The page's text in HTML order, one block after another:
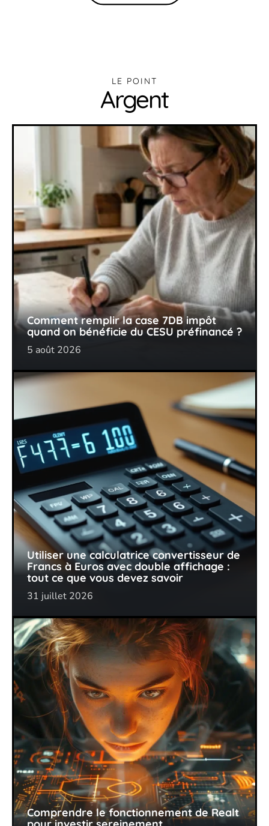
LE POINT
Argent
Comment remplir la case 7DB impôt
quand on bénéficie du CESU préfinancé ?
5 août 2026
Utiliser une calculatrice convertisseur de
Francs à Euros avec double affichage :
tout ce que vous devez savoir
31 juillet 2026
Comprendre le fonctionnement de Realt